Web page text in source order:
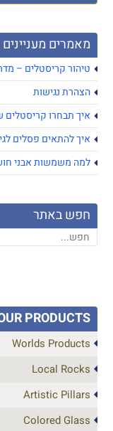
מאמרים מעניינים
טיהור קריסטלים –
הצהרת נגישות
איך תבחרו
איך להתאים פסלים
למה משמשות אבני
חפש באתר
PRODUCTS
Worlds Products
Local Rocks
Artistic Pillars
Colored Glass